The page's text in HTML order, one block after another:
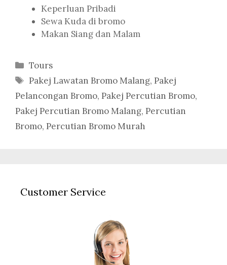
Keperluan Pribadi
Sewa Kuda di bromo
Makan Siang dan Malam
Categories
Tours
Tags
Pakej Lawatan Bromo Malang, Pakej
Pelancongan Bromo, Pakej Percutian Bromo,
Pakej Percutian Bromo Malang, Percutian
Bromo, Percutian Bromo Murah
Customer Service